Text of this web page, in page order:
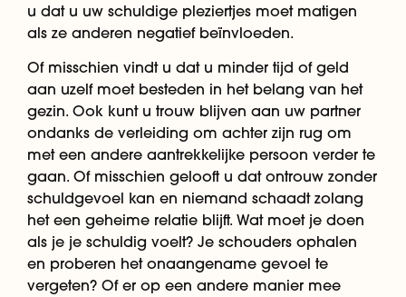
u dat u uw schuldige pleziertjes moet matigen
als ze anderen negatief beïnvloeden.
Of misschien vindt u dat u minder tijd of geld
aan uzelf moet besteden in het belang van het
gezin. Ook kunt u trouw blijven aan uw partner
ondanks de verleiding om achter zijn rug om
met een andere aantrekkelijke persoon verder te
gaan. Of misschien gelooft u dat ontrouw zonder
schuldgevoel kan en niemand schaadt zolang
het een geheime relatie blijft. Wat moet je doen
als je je schuldig voelt? Je schouders ophalen
en proberen het onaangename gevoel te
vergeten? Of er op een andere manier mee